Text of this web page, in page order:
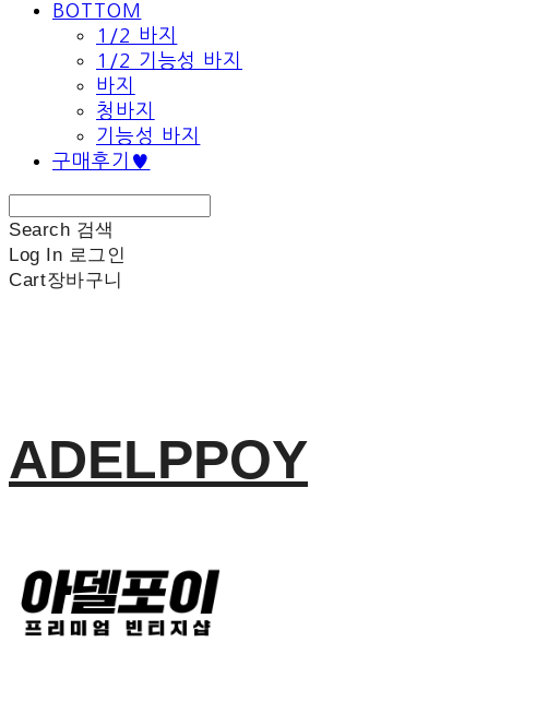
BOTTOM
1/2 바지
1/2 기능성 바지
바지
청바지
기능성 바지
구매후기♥
Search 검색
Log In 로그인
Cart장바구니
ADELPPOY